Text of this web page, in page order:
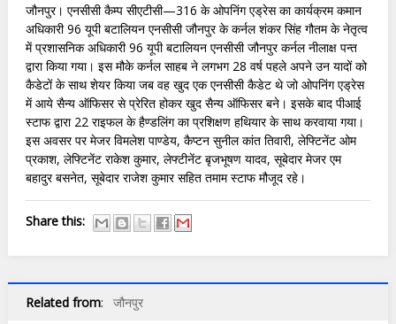
जौनपुर। एनसीसी कैम्प सीएटीसी—316 के ओपनिंग एड्रेस का कार्यक्रम कमान
अधिकारी 96 यूपी बटालियन एनसीसी जौनपुर के कर्नल शंकर सिंह गौतम के नेतृत्व
में प्रशासनिक अधिकारी 96 यूपी बटालियन एनसीसी जौनपुर कर्नल नीलाक्ष पन्त
द्वारा किया गया। इस मौके कर्नल साहब ने लगभग 28 वर्ष पहले अपने उन यादों को
कैडेटों के साथ शेयर किया जब वह खुद एक एनसीसी कैडेट थे जो ओपनिंग एड्रेस
में आये सैन्य ऑफिसर से प्रेरित होकर खुद सैन्य ऑफिसर बने। इसके बाद पीआई
स्टाफ द्वारा 22 राइफल के हैण्डलिंग का प्रशिक्षण हथियार के साथ करवाया गया।
इस अवसर पर मेजर विमलेश पाण्डेय, कैप्टन सुनील कांत तिवारी, लेफ्टिनेंट ओम
प्रकाश, लेफ्टिनेंट राकेश कुमार, लेफ्टीनेंट बृजभूषण यादव, सूबेदार मेजर एम
बहादुर बसनेत, सूबेदार राजेश कुमार सहित तमाम स्टाफ मौजूद रहे।
Share this:
Related from: जौनपुर